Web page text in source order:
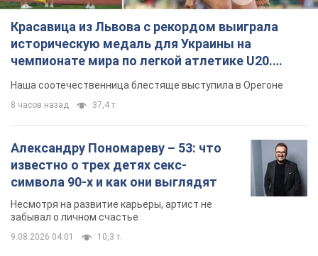
Красавица из Львова с рекордом выиграла
историческую медаль для Украины на
чемпионате мира по легкой атлетике U20.
Видео
Наша соотечественница блестяще выступила в Орегоне
8 часов назад 37,4 т.
Александру Пономареву – 53: что
известно о трех детях секс-
символа 90-х и как они выглядят
Несмотря на развитие карьеры, артист не
забывал о личном счастье
9.08.2026 04:01 10,3 т.